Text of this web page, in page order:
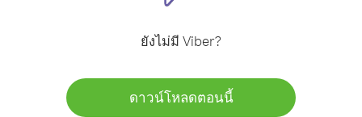
ยังไม่มี Viber?
ดาวน์โหลดตอนนี้